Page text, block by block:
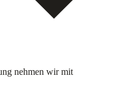
nehmen wir mit